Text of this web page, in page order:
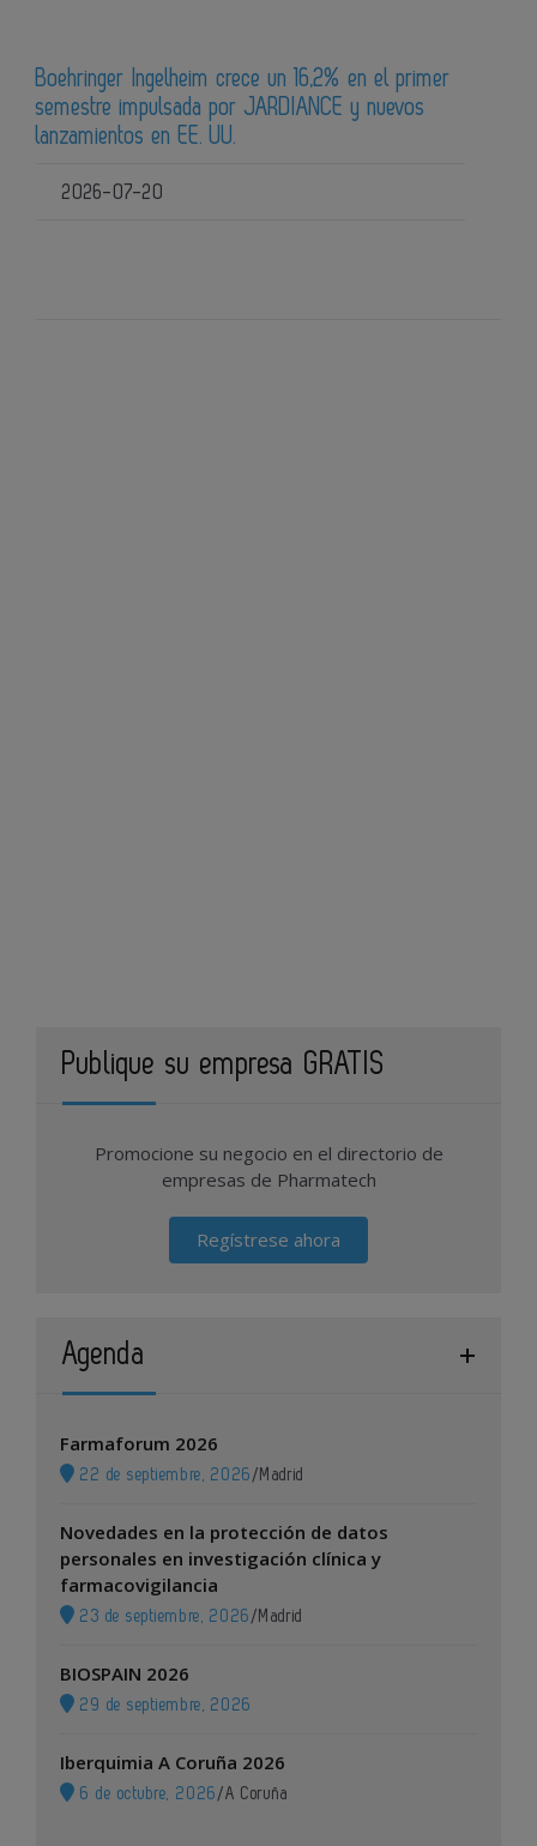
Boehringer Ingelheim crece un 16,2% en el primer
semestre impulsada por JARDIANCE y nuevos
lanzamientos en EE. UU.
2026-07-20
Publique su empresa GRATIS
Promocione su negocio en el directorio de
empresas de Pharmatech
Regístrese ahora
Agenda
Farmaforum 2026
22 de septiembre, 2026 / Madrid
Novedades en la protección de datos
personales en investigación clínica y
farmacovigilancia
23 de septiembre, 2026 / Madrid
BIOSPAIN 2026
29 de septiembre, 2026
Iberquimia A Coruña 2026
6 de octubre, 2026 /A Coruña